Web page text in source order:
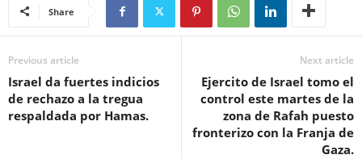
Share
Previous article
Israel da fuertes indicios
de rechazo a la tregua
respaldada por Hamas.
Next article
Ejercito de Israel tomo el
control este martes de la
zona de Rafah puesto
fronterizo con la Franja de
Gaza.